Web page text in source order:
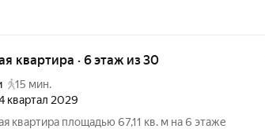
квартира · 6 этаж из 30
15 мин.
квартал 2029
квартира площадью 67,11 кв. м на 6 этаже